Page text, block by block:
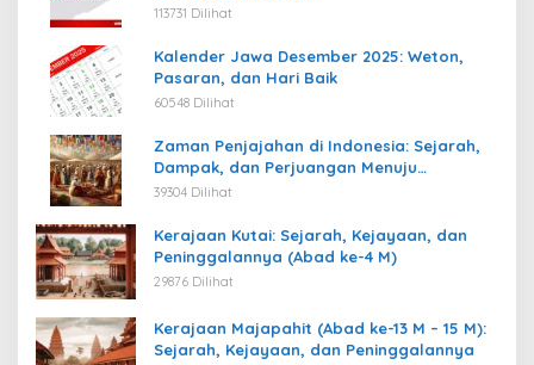
113731 Dilihat
Kalender Jawa Desember 2025: Weton,
Pasaran, dan Hari Baik
60548 Dilihat
Zaman Penjajahan di Indonesia: Sejarah,
Dampak, dan Perjuangan Menuju
Kemerdekaan
39304 Dilihat
Kerajaan Kutai: Sejarah, Kejayaan, dan
Peninggalannya (Abad ke-4 M)
29876 Dilihat
Kerajaan Majapahit (Abad ke-13 M – 15 M):
Sejarah, Kejayaan, dan Peninggalannya